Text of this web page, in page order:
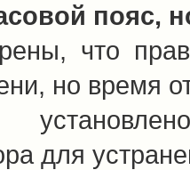
пояс,
что
но время
для